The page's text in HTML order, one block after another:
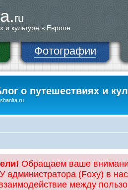
ru
и культуре в Европе
Фотографии
о путешествиях и
Обращаем ваше
администратора (Foxy) в
между